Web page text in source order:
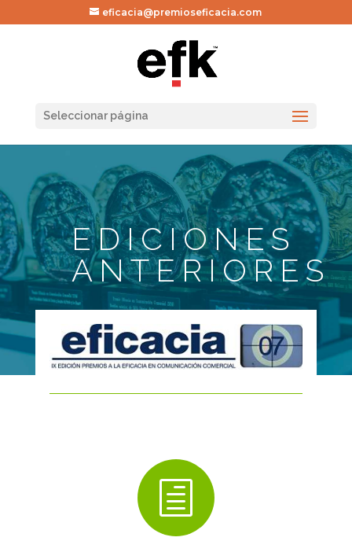
eficacia@premioseficacia.com
Seleccionar página
EDICIONES
ANTERIORES
h